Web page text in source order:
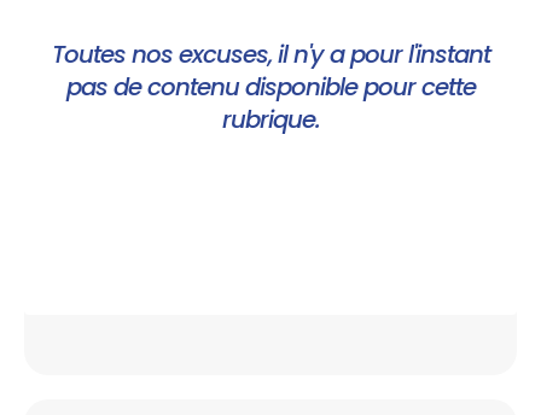
Toutes nos excuses, il n'y a pour l'instant
pas de contenu disponible pour cette
rubrique.